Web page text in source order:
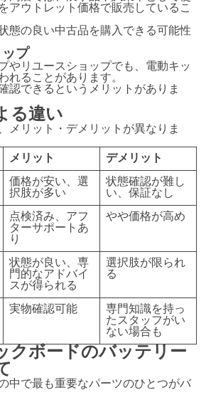
アウトレット価格で販売しているこ
態の良い中古品を購入できる可能性
プ
やリユースショップでも、電動キッ
れることがあります。
認できるというメリットがありま
る違い
メリット・デメリットが異なりま
メリット デメリット
価格が安い、選
択肢が多い
状態確認が難し
い、保証なし
点検済み、アフ
ターサポートあ
り
やや価格が高め
状態が良い、専
門的なアドバイ
スが得られる
選択肢が限られ
る
実物確認可能
専門知識を持っ
たスタッフがい
ない場合も
クボードのバッテリー
中で最も重要なパーツのひとつがバ